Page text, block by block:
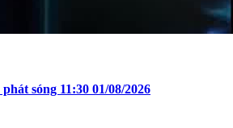
sóng 11:30 01/08/2026